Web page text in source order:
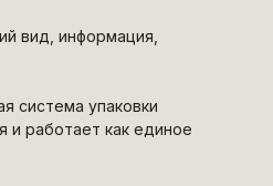
вид, информация,
система упаковки
и работает как единое